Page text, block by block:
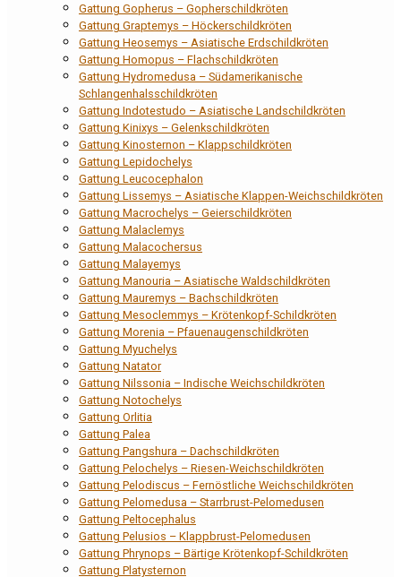
Gattung Gopherus – Gopherschildkröten
Gattung Graptemys – Höckerschildkröten
Gattung Heosemys – Asiatische Erdschildkröten
Gattung Homopus – Flachschildkröten
Gattung Hydromedusa – Südamerikanische
Schlangenhalsschildkröten
Gattung Indotestudo – Asiatische Landschildkröten
Gattung Kinixys – Gelenkschildkröten
Gattung Kinosternon – Klappschildkröten
Gattung Lepidochelys
Gattung Leucocephalon
Gattung Lissemys – Asiatische Klappen-Weichschildkröten
Gattung Macrochelys – Geierschildkröten
Gattung Malaclemys
Gattung Malacochersus
Gattung Malayemys
Gattung Manouria – Asiatische Waldschildkröten
Gattung Mauremys – Bachschildkröten
Gattung Mesoclemmys – Krötenkopf-Schildkröten
Gattung Morenia – Pfauenaugenschildkröten
Gattung Myuchelys
Gattung Natator
Gattung Nilssonia – Indische Weichschildkröten
Gattung Notochelys
Gattung Orlitia
Gattung Palea
Gattung Pangshura – Dachschildkröten
Gattung Pelochelys – Riesen-Weichschildkröten
Gattung Pelodiscus – Fernöstliche Weichschildkröten
Gattung Pelomedusa – Starrbrust-Pelomedusen
Gattung Peltocephalus
Gattung Pelusios – Klappbrust-Pelomedusen
Gattung Phrynops – Bärtige Krötenkopf-Schildkröten
Gattung Platysternon